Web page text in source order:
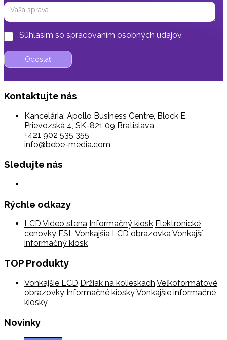
Správa
Súhlasím so spracovaním osobných údajov. *
Kontaktujte nás
Kancelária: Apollo Business Centre, Block E,
Prievozská 4, SK-821 09 Bratislava
+421 902 535 355
info@bebe-media.com
Sledujte nás
Rýchle odkazy
LCD Video stena Informačný kiosk Elektronické
cenovky ESLVonkajšia LCD obrazovkaVonkajší
informačný kiosk
TOP Produkty
Vonkajšie LCD Držiak na kolieskach Veľkoformátové
obrazovky Informačné kioskyVonkajšie informačné
kiosky
Novinky